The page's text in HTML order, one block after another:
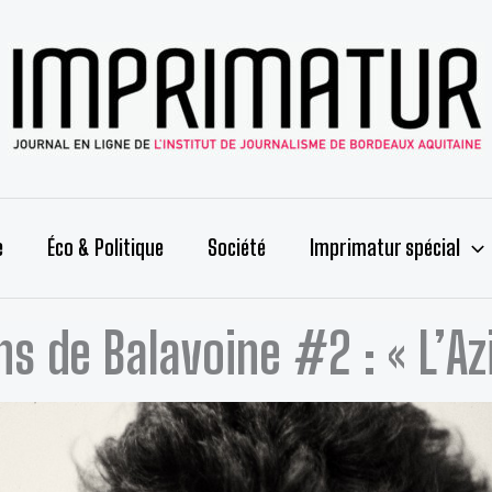
Éco & Politique Société Imprimatur spécial
de Balavoine #2 : «